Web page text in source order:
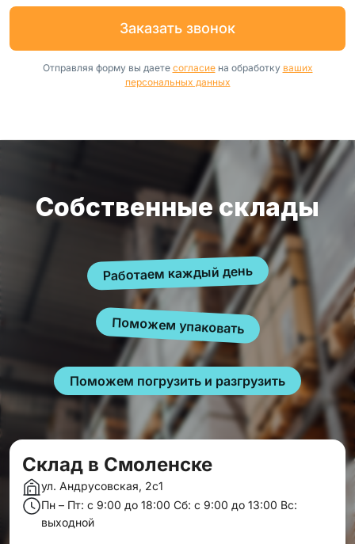
заказать звонок
Отправляя форму вы даете согласиена обработку ваших
персональных данных
Собственные склады
Работаем каждый день
Поможем упаковать
Поможем погрузить и разгрузить
Склад в Смоленске
ул. Андрусовская, 2с1
Пн – Пт: c 9:00 до 18:00 Сб: с 9:00 до 13:00 Вс:
выходной